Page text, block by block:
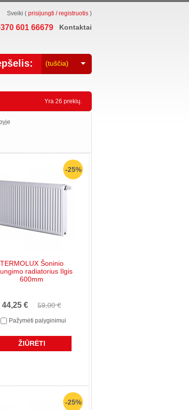
601 66679 Kontaktai
Sveiki ( prisijungti / registruotis )
(tuščia)
Yra 26 prekių.
-25%
TERMOLUX Šoninio
radiatorius Ilgis
600mm
44,25 € 59,00 €
Pažymėti palyginimui
ŽIŪRĖTI
-25%